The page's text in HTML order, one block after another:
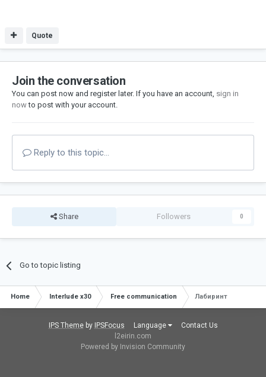
Quote
Join the conversation
You can post now and register later. If you have an account, sign in
nowto post with your account.
Reply to this topic...
Share Followers 0
Go to topic listing
Home Interlude x30 Free communication Лабиринт
IPS Themeby IPSFocus Language
Contact Us
l2eirin.com
Powered by Invision Community